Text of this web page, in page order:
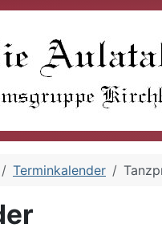
Terminkalender